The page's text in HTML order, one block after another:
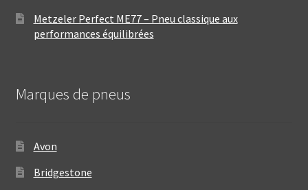
Metzeler Perfect ME77 – Pneu classique aux
performances équilibrées
Marques de pneus
Avon
Bridgestone